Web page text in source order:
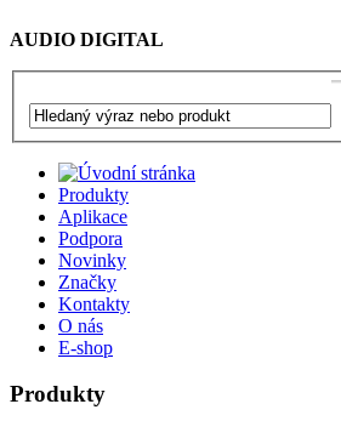
AUDIO DIGITAL
Produkty
Aplikace
Podpora
Novinky
Značky
Kontakty
O nás
E-shop
Produkty